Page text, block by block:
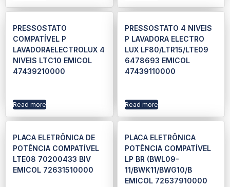
PRESSOSTATO
COMPATÍVEL P
LAVADORAELECTROLUX 4
NIVEIS LTC10 EMICOL
47439210000
Read more
PRESSOSTATO 4 NIVEIS
P LAVADORA ELECTRO
LUX LF80/LTR15/LTE09
6478693 EMICOL
47439110000
Read more
PLACA ELETRÔNICA DE
POTÊNCIA COMPATÍVEL
LTE08 70200433 BIV
EMICOL 72631510000
PLACA ELETRÔNICA
POTÊNCIA COMPATÍVEL
LP BR (BWL09-
11/BWK11/BWG10/B
EMICOL 72637910000